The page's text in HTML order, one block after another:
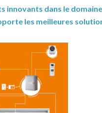
innovants dans le
les meilleures